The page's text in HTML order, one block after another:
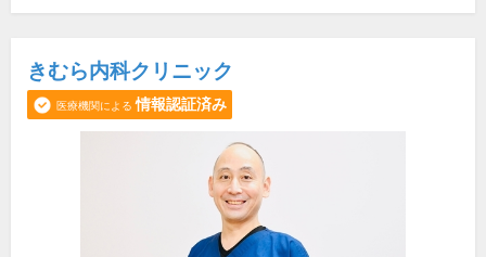
きむら内科クリニック
医療機関による 情報認証済み